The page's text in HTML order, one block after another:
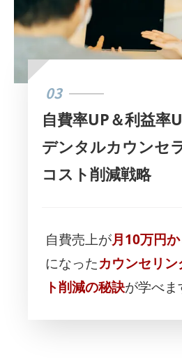
03
自費率UP＆利益率
デンタルカウンセ
コスト削減戦略
自費売上が月10万円
になったカウンセリ
ト削減の秘訣が学べま